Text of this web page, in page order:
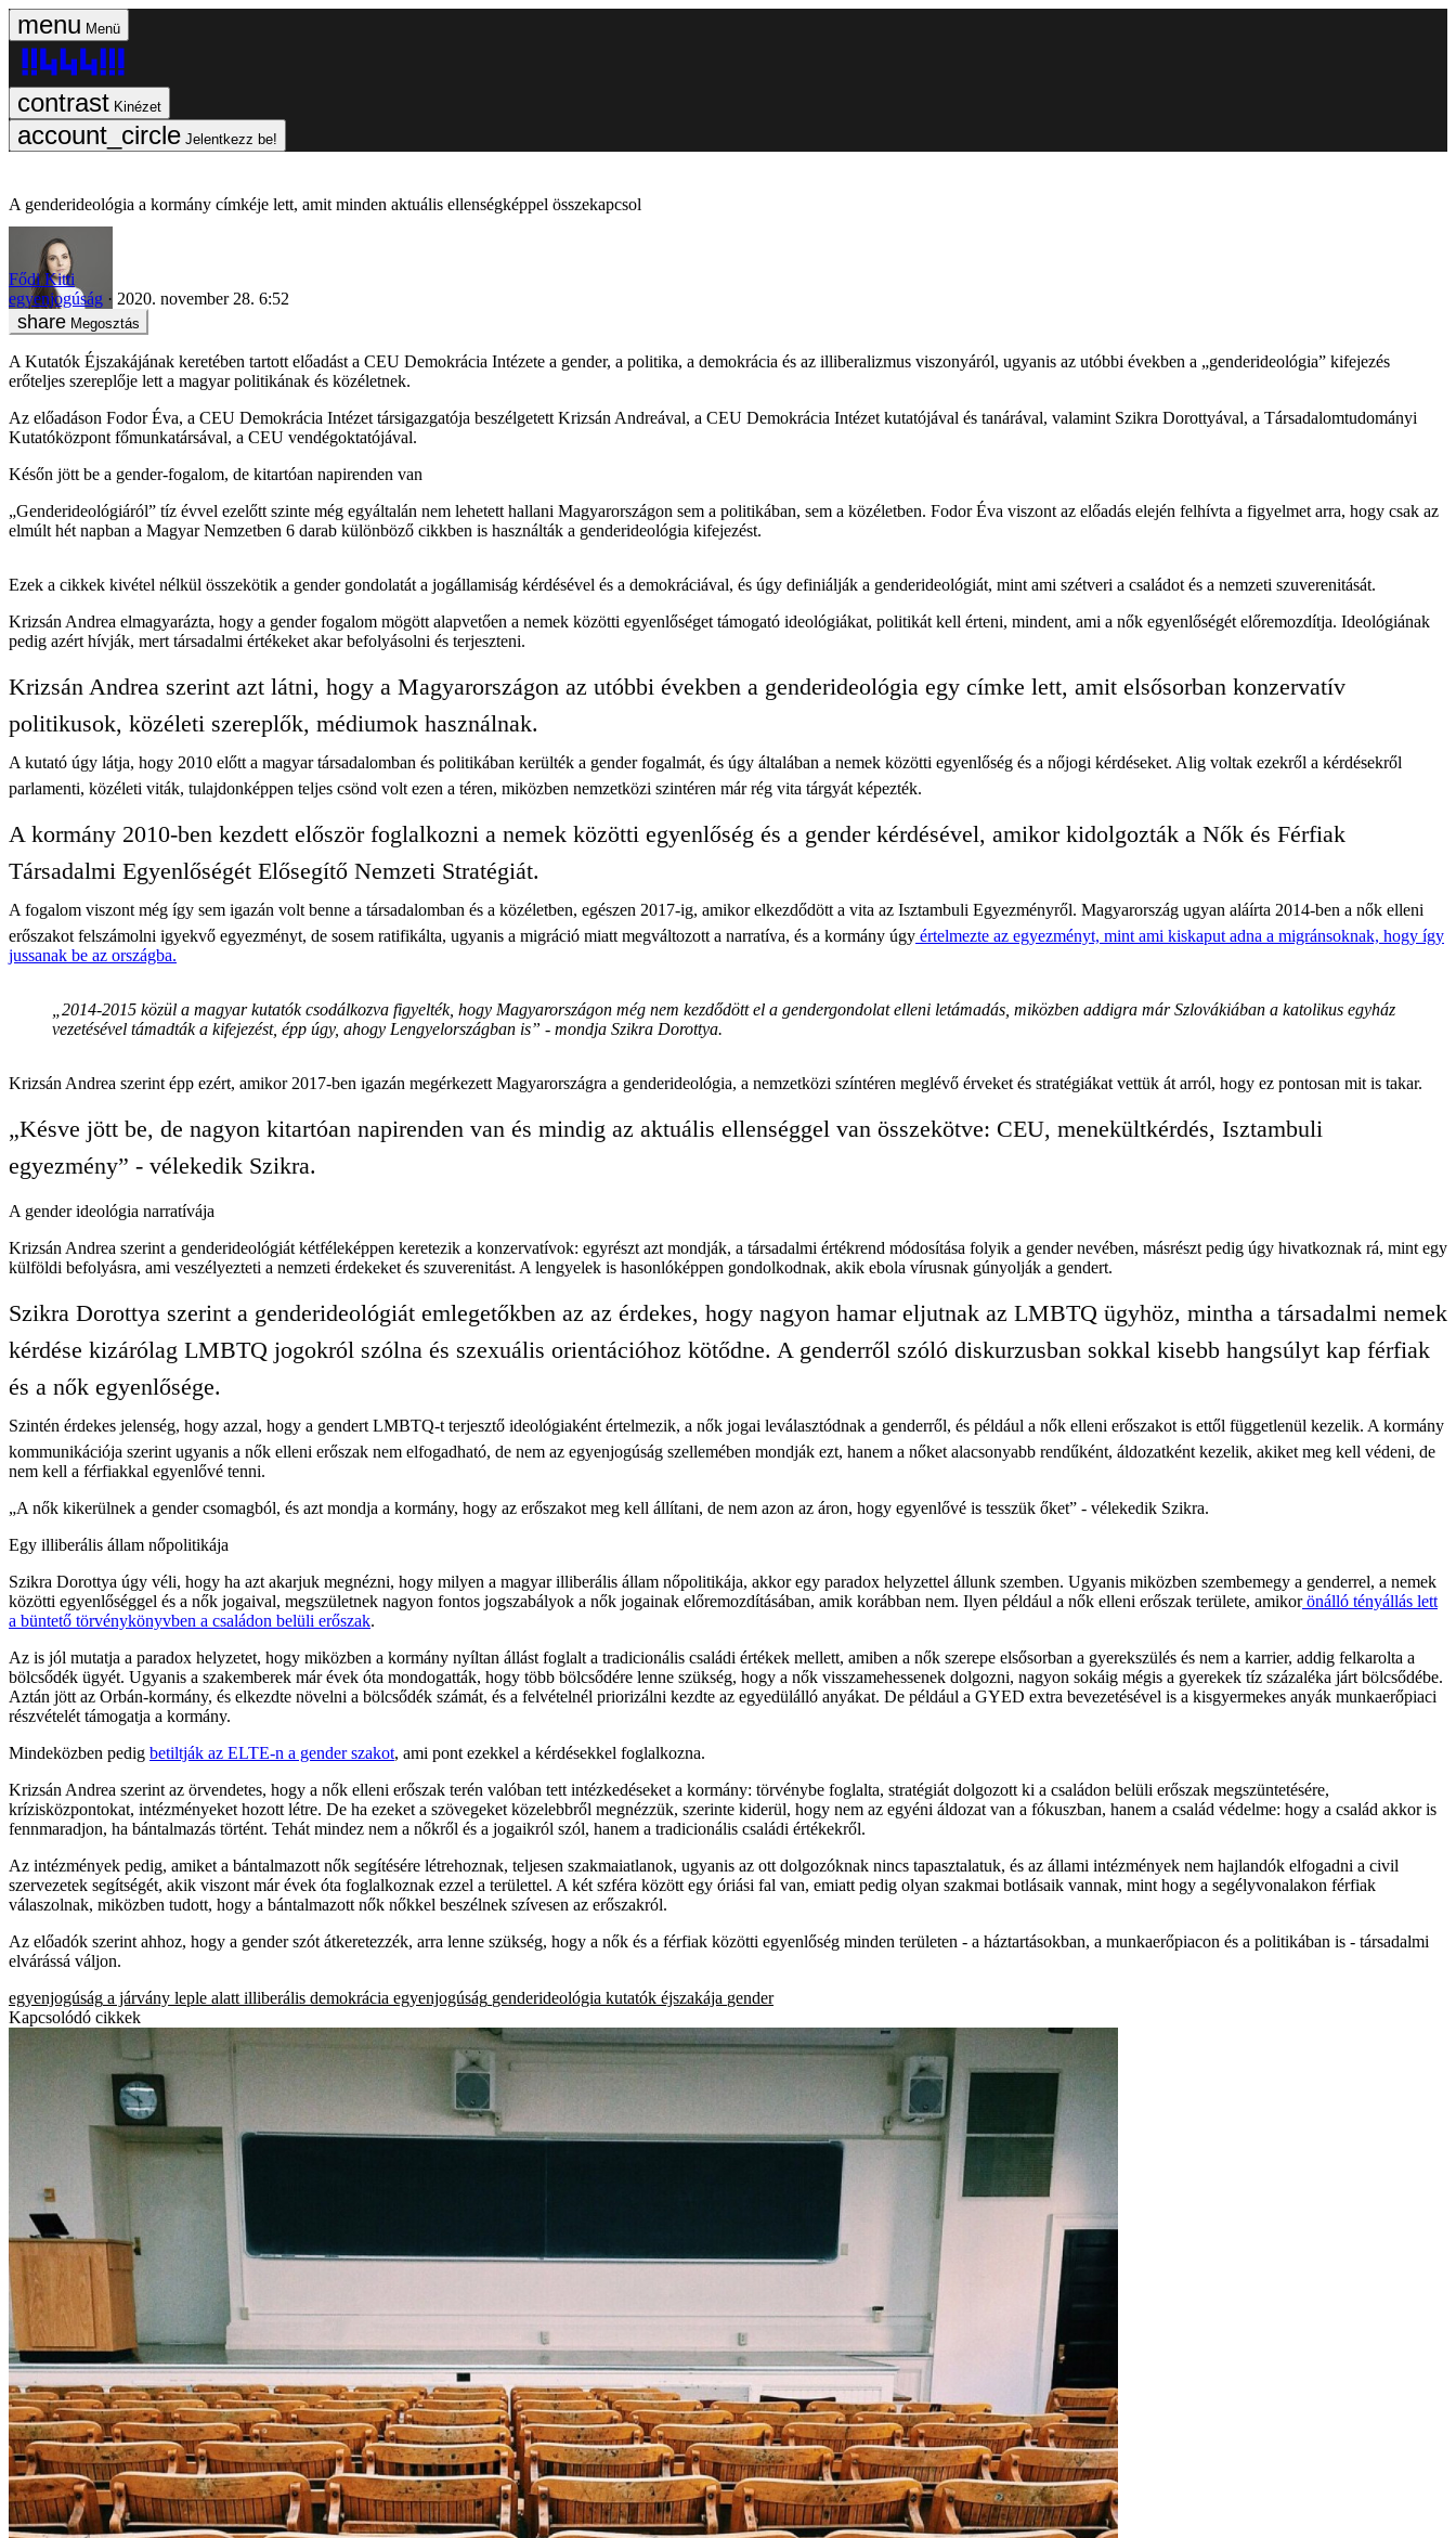
Menü
Kinézet
Jelentkezz be!
A genderideológia a kormány címkéje lett, amit minden aktuális ellenségképpel összekapcsol
Fődi Kitti
egyenjogúság
2020. november 28. 6:52
Megosztás
A Kutatók Éjszakájának keretében tartott előadást a CEU Demokrácia Intézete a gender, a politika, a demokrácia és az illiberalizmus viszonyáról, ugyanis az utóbbi években a „genderideológia” kifejezés
erőteljes szereplője lett a magyar politikának és közéletnek.
Az előadáson Fodor Éva, a CEU Demokrácia Intézet társigazgatója beszélgetett Krizsán Andreával, a CEU Demokrácia Intézet kutatójával és tanárával, valamint Szikra Dorottyával, a Társadalomtudományi
Kutatóközpont főmunkatársával, a CEU vendégoktatójával.
Későn jött be a gender-fogalom, de kitartóan napirenden van
„Genderideológiáról” tíz évvel ezelőtt szinte még egyáltalán nem lehetett hallani Magyarországon sem a politikában, sem a közéletben. Fodor Éva viszont az előadás elején felhívta a figyelmet arra, hogy csak az
elmúlt hét napban a Magyar Nemzetben 6 darab különböző cikkben is használták a genderideológia kifejezést.
Ezek a cikkek kivétel nélkül összekötik a gender gondolatát a jogállamiság kérdésével és a demokráciával, és úgy definiálják a genderideológiát, mint ami szétveri a családot és a nemzeti szuverenitását.
Krizsán Andrea elmagyarázta, hogy a gender fogalom mögött alapvetően a nemek közötti egyenlőséget támogató ideológiákat, politikát kell érteni, mindent, ami a nők egyenlőségét előremozdítja. Ideológiának
pedig azért hívják, mert társadalmi értékeket akar befolyásolni és terjeszteni.
Krizsán Andrea szerint azt látni, hogy a Magyarországon az utóbbi években a genderideológia egy címke lett, amit elsősorban konzervatív
politikusok, közéleti szereplők, médiumok használnak.
A kutató úgy látja, hogy 2010 előtt a magyar társadalomban és politikában kerülték a gender fogalmát, és úgy általában a nemek közötti egyenlőség és a nőjogi kérdéseket. Alig voltak ezekről a kérdésekről
parlamenti, közéleti viták, tulajdonképpen teljes csönd volt ezen a téren, miközben nemzetközi szintéren már rég vita tárgyát képezték.
A kormány 2010-ben kezdett először foglalkozni a nemek közötti egyenlőség és a gender kérdésével, amikor kidolgozták a Nők és Férfiak
Társadalmi Egyenlőségét Elősegítő Nemzeti Stratégiát.
A fogalom viszont még így sem igazán volt benne a társadalomban és a közéletben, egészen 2017-ig, amikor elkezdődött a vita az Isztambuli Egyezményről. Magyarország ugyan aláírta 2014-ben a nők elleni
erőszakot felszámolni igyekvő egyezményt, de sosem ratifikálta, ugyanis a migráció miatt megváltozott a narratíva, és a kormány úgy értelmezte az egyezményt, mint ami kiskaput adna a migránsoknak, hogy így
jussanak be az országba.
„2014-2015 közül a magyar kutatók csodálkozva figyelték, hogy Magyarországon még nem kezdődött el a gendergondolat elleni letámadás, miközben addigra már Szlovákiában a katolikus egyház
vezetésével támadták a kifejezést, épp úgy, ahogy Lengyelországban is” - mondja Szikra Dorottya.
Krizsán Andrea szerint épp ezért, amikor 2017-ben igazán megérkezett Magyarországra a genderideológia, a nemzetközi színtéren meglévő érveket és stratégiákat vettük át arról, hogy ez pontosan mit is takar.
„Késve jött be, de nagyon kitartóan napirenden van és mindig az aktuális ellenséggel van összekötve: CEU, menekültkérdés, Isztambuli
egyezmény” - vélekedik Szikra.
A gender ideológia narratívája
Krizsán Andrea szerint a genderideológiát kétféleképpen keretezik a konzervatívok: egyrészt azt mondják, a társadalmi értékrend módosítása folyik a gender nevében, másrészt pedig úgy hivatkoznak rá, mint egy
külföldi befolyásra, ami veszélyezteti a nemzeti érdekeket és szuverenitást. A lengyelek is hasonlóképpen gondolkodnak, akik ebola vírusnak gúnyolják a gendert.
Szikra Dorottya szerint a genderideológiát emlegetőkben az az érdekes, hogy nagyon hamar eljutnak az LMBTQ ügyhöz, mintha a társadalmi nemek
kérdése kizárólag LMBTQ jogokról szólna és szexuális orientációhoz kötődne. A genderről szóló diskurzusban sokkal kisebb hangsúlyt kap férfiak
és a nők egyenlősége.
Szintén érdekes jelenség, hogy azzal, hogy a gendert LMBTQ-t terjesztő ideológiaként értelmezik, a nők jogai leválasztódnak a genderről, és például a nők elleni erőszakot is ettől függetlenül kezelik. A kormány
kommunikációja szerint ugyanis a nők elleni erőszak nem elfogadható, de nem az egyenjogúság szellemében mondják ezt, hanem a nőket alacsonyabb rendűként, áldozatként kezelik, akiket meg kell védeni, de
nem kell a férfiakkal egyenlővé tenni.
„A nők kikerülnek a gender csomagból, és azt mondja a kormány, hogy az erőszakot meg kell állítani, de nem azon az áron, hogy egyenlővé is tesszük őket” - vélekedik Szikra.
Egy illiberális állam nőpolitikája
Szikra Dorottya úgy véli, hogy ha azt akarjuk megnézni, hogy milyen a magyar illiberális állam nőpolitikája, akkor egy paradox helyzettel állunk szemben. Ugyanis miközben szembemegy a genderrel, a nemek
közötti egyenlőséggel és a nők jogaival, megszületnek nagyon fontos jogszabályok a nők jogainak előremozdításában, amik korábban nem. Ilyen például a nők elleni erőszak területe, amikorönálló tényállás lett
a büntető törvénykönyvben a családon belüli erőszak.
Az is jól mutatja a paradox helyzetet, hogy miközben a kormány nyíltan állást foglalt a tradicionális családi értékek mellett, amiben a nők szerepe elsősorban a gyerekszülés és nem a karrier, addig felkarolta a
bölcsődék ügyét. Ugyanis a szakemberek már évek óta mondogatták, hogy több bölcsődére lenne szükség, hogy a nők visszamehessenek dolgozni, nagyon sokáig mégis a gyerekek tíz százaléka járt bölcsődébe.
Aztán jött az Orbán-kormány, és elkezdte növelni a bölcsődék számát, és a felvételnél priorizálni kezdte az egyedülálló anyákat. De például a GYED extra bevezetésével is a kisgyermekes anyák munkaerőpiaci
részvételét támogatja a kormány.
Mindeközben pedig betiltják az ELTE-n a gender szakot, ami pont ezekkel a kérdésekkel foglalkozna.
Krizsán Andrea szerint az örvendetes, hogy a nők elleni erőszak terén valóban tett intézkedéseket a kormány: törvénybe foglalta, stratégiát dolgozott ki a családon belüli erőszak megszüntetésére,
krízisközpontokat, intézményeket hozott létre. De ha ezeket a szövegeket közelebbről megnézzük, szerinte kiderül, hogy nem az egyéni áldozat van a fókuszban, hanem a család védelme: hogy a család akkor is
fennmaradjon, ha bántalmazás történt. Tehát mindez nem a nőkről és a jogaikról szól, hanem a tradicionális családi értékekről.
Az intézmények pedig, amiket a bántalmazott nők segítésére létrehoznak, teljesen szakmaiatlanok, ugyanis az ott dolgozóknak nincs tapasztalatuk, és az állami intézmények nem hajlandók elfogadni a civil
szervezetek segítségét, akik viszont már évek óta foglalkoznak ezzel a területtel. A két szféra között egy óriási fal van, emiatt pedig olyan szakmai botlásaik vannak, mint hogy a segélyvonalakon férfiak
válaszolnak, miközben tudott, hogy a bántalmazott nők nőkkel beszélnek szívesen az erőszakról.
Az előadók szerint ahhoz, hogy a gender szót átkeretezzék, arra lenne szükség, hogy a nők és a férfiak közötti egyenlőség minden területen - a háztartásokban, a munkaerőpiacon és a politikában is - társadalmi
elvárássá váljon.
egyenjogúság a járvány leple alatt illiberális demokrácia egyenjogúság genderideológia kutatók éjszakája gender
Kapcsolódó cikkek